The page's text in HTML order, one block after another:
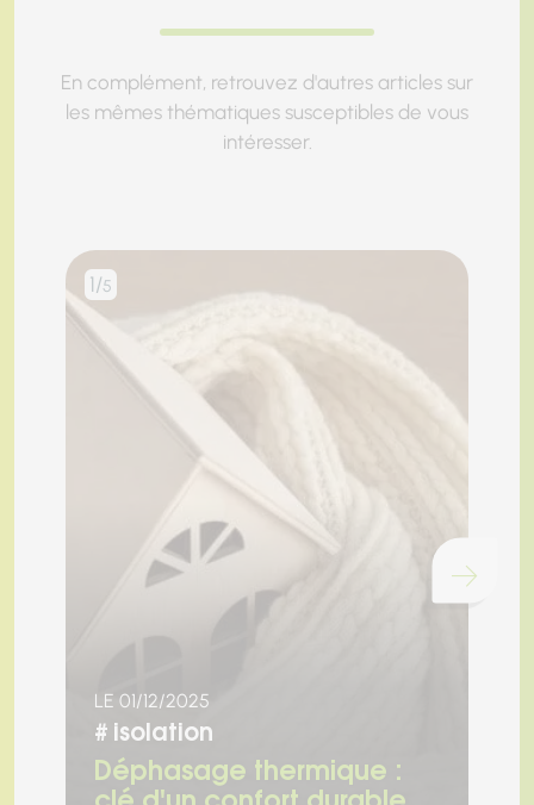
En complément, retrouvez d'autres articles sur
les mêmes thématiques susceptibles de vous
intéresser.
1/5
LE 01/12/2025
# isolation
Déphasage thermique :